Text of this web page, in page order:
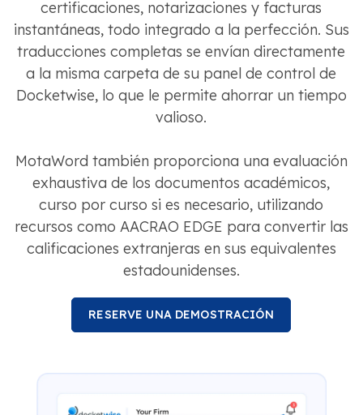
certificaciones, notarizaciones y facturas
instantáneas, todo integrado a la perfección. Sus
traducciones completas se envían directamente
a la misma carpeta de su panel de control de
Docketwise, lo que le permite ahorrar un tiempo
valioso.
MotaWord también proporciona una evaluación
exhaustiva de los documentos académicos,
curso por curso si es necesario, utilizando
recursos como AACRAO EDGE para convertir las
calificaciones extranjeras en sus equivalentes
estadounidenses.
RESERVE UNA DEMOSTRACIÓN